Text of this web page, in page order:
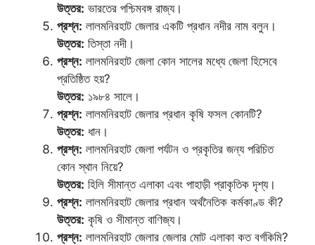
উত্তর: ভারতের পশ্চিমবঙ্গ রাজ্য।
প্রশ্ন: লালমনিরহাট জেলার একটি প্রধান নদীর নাম বলুন।
উত্তর: তিস্তা নদী।
প্রশ্ন: লালমনিরহাট জেলা কোন সালের মধ্যে জেলা হিসেবে
প্রতিষ্ঠিত হয়?
উত্তর: ১৯৮৪ সালে।
প্রশ্ন: লালমনিরহাট জেলার প্রধান কৃষি ফসল কোনটি?
উত্তর: ধান।
প্রশ্ন: লালমনিরহাট জেলা পর্যটন ও প্রকৃতির জন্য পরিচিত
কোন স্থান নিয়ে?
উত্তর: হিলি সীমান্ত এলাকা এবং পাহাড়ী প্রাকৃতিক দৃশ্য।
প্রশ্ন: লালমনিরহাট জেলার প্রধান অর্থনৈতিক কর্মকাণ্ড কী?
উত্তর: কৃষি ও সীমান্ত বাণিজ্য।
প্রশ্ন: লালমনিরহাট জেলার জেলার মোট এলাকা কত বর্গকিমি?